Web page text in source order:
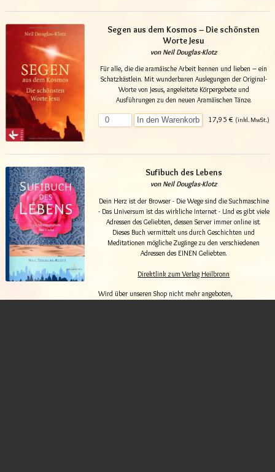
Segen aus dem Kosmos – Die schönsten
Worte Jesu
von Neil Douglas-Klotz
Für alle, die die aramäische Arbeit kennen und lieben – ein
Schatzkästlein. Mit wunderbaren Auslegungen der Original-
Worte von Jesus, angeleitete Körpergebete und
Ausführungen zu den neuen Aramäischen Tänze.
In den Warenkorb 17,95 € (inkl. MwSt.)
Sufibuch des Lebens
von Neil Douglas-Klotz
Dein Herz ist der Browser - Die Wege sind die Suchmaschine
- Das Universum ist das wirkliche Internet - Und es gibt viele
Adressen des Geliebten, dessen Server immer online ist.
Dieses Buch vermittelt uns durch Geschichten und
Meditationen mögliche Zugänge zu den verschiedenen
Adressen des EINEN Geliebten.
Direktlink zum Verlag Heilbronn
Wird über unseren Shop nicht mehr angeboten,